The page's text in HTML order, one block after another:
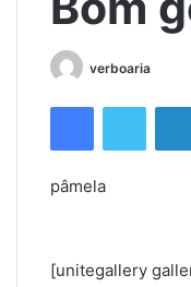
verboaria
d
-
pâmela
[unitegallery